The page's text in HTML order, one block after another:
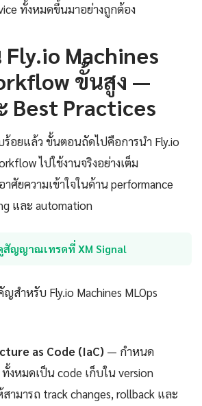
ทั้งหมดขึ้นมาอย่างถูกต้อง
Fly.io Machines
ขั้นสูง —
Best Practices
ร้อยแล้ว ขั้นตอนถัดไปคือการนำ Fly.io
ไปใช้งานจริงอย่างเต็ม
ศัยความเข้าใจในด้าน performance
และ automation
สัญญาณเทรดที่ XM Signal
สำหรับ Fly.io Machines MLOps
as Code (IaC) — กำหนด
งหมดเป็น code เก็บใน version
ามารถ track changes, rollback และ